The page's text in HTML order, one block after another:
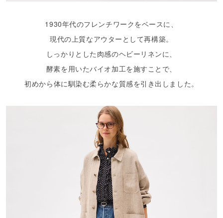
1930年代のフレンチワークをベースに、
現代の上質なアウターとして再構築。
しっかりとした肉感のヘビーリネンに、
酵素を用いたバイオ加工を施すことで、
初めから体に馴染む柔らかな質感を引き出しました。